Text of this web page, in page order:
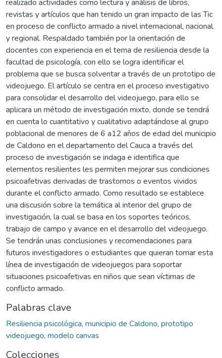
realizado actividades como lectura y análisis de libros,
revistas y artículos que han tenido un gran impacto de las Tic
en proceso de conflicto armado a nivel internacional, nacional
y regional. Respaldado también por la orientación de
docentes con experiencia en el tema de resiliencia desde la
facultad de psicología, con ello se logra identificar el
problema que se busca solventar a través de un prototipo de
videojuego. El artículo se centra en el proceso investigativo
para consolidar el desarrollo del videojuego, para ello se
aplicara un método de investigación mixto, donde se tendrá
en cuenta lo cuantitativo y cualitativo adaptándose al grupo
poblacional de menores de 6 a12 años de edad del municipio
de Caldono en el departamento del Cauca a través del
proceso de investigación se indaga e identifica que
elementos resilientes les permiten mejorar sus condiciones
psicoafetivas derivadas de trastornos o eventos vividos
durante el conflicto armado. Como resultado se establece
una discusión sobre la temática al interior del grupo de
investigación, la cual se basa en los soportes teóricos,
trabajo de campo y avance en el desarrollo del videojuego.
Se tendrán unas conclusiones y recomendaciones para
futuros investigadores o estudiantes que quieran tomar esta
línea de investigación de videojuegos para soportar
situaciones psicoafetivas en niños que sean víctimas de
conflicto armado.
Palabras clave
Resiliencia psicológica, municipio de Caldono, prototipo
videojuego, modelo canvas
Colecciones